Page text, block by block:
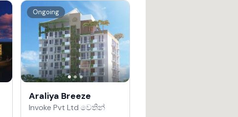
Ongoing
Araliya Breeze
Invoke Pvt Ltd වෙතින්